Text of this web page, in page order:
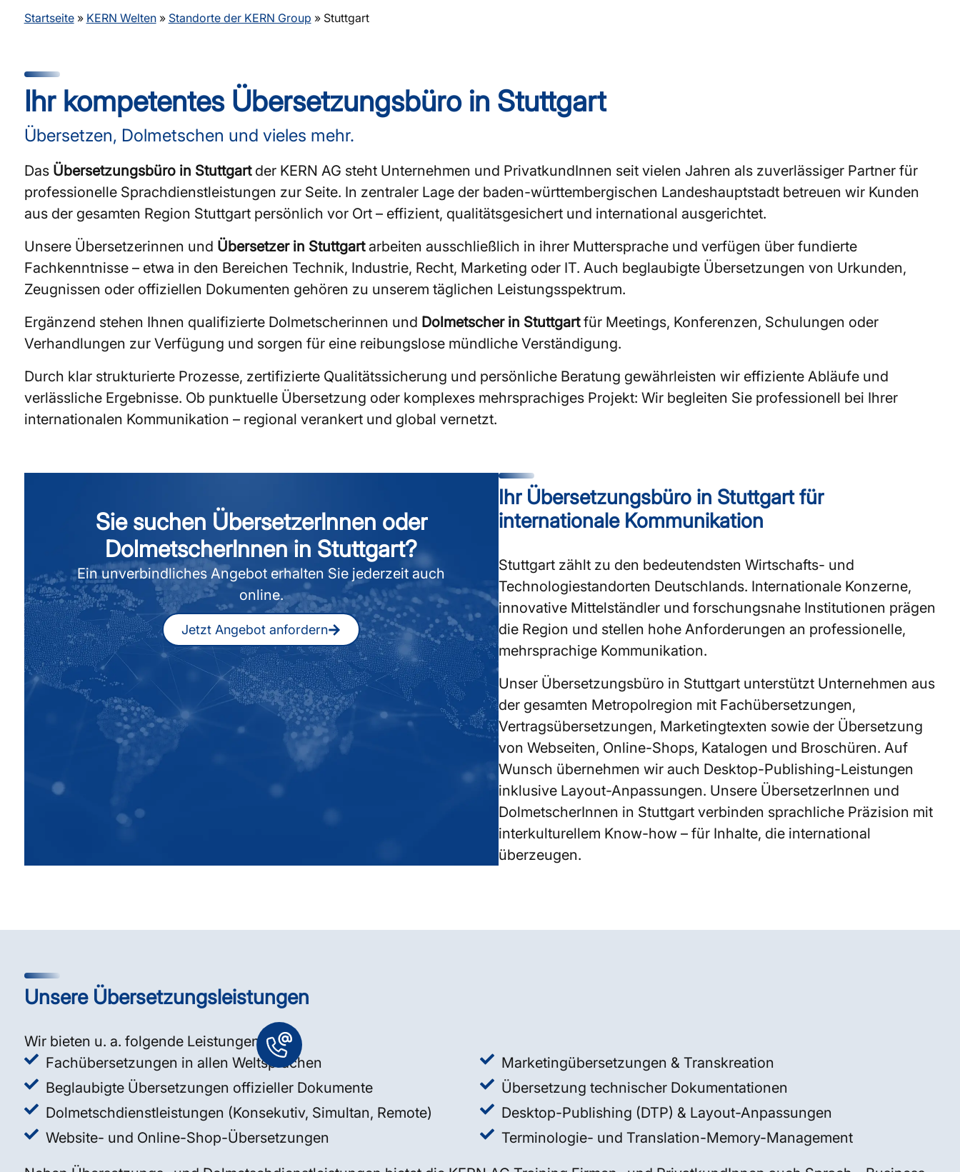
Startseite» KERN Welten» Standorte der KERN Group » Stuttgart
Ihr kompetentes Übersetzungsbüro in Stuttgart
Übersetzen, Dolmetschen und vieles mehr.
Das Übersetzungsbüro in Stuttgartder KERN AG steht Unternehmen und PrivatkundInnen seit vielen Jahren als zuverlässiger Partner für
professionelle Sprachdienstleistungen zur Seite. In zentraler Lage der baden-württembergischen Landeshauptstadt betreuen wir Kunden
aus der gesamten Region Stuttgart persönlich vor Ort – effizient, qualitätsgesichert und international ausgerichtet.
Unsere Übersetzerinnen und Übersetzer in Stuttgartarbeiten ausschließlich in ihrer Muttersprache und verfügen über fundierte
Fachkenntnisse – etwa in den Bereichen Technik, Industrie, Recht, Marketing oder IT. Auch beglaubigte Übersetzungen von Urkunden,
Zeugnissen oder offiziellen Dokumenten gehören zu unserem täglichen Leistungsspektrum.
Ergänzend stehen Ihnen qualifizierte Dolmetscherinnen und Dolmetscher in Stuttgartfür Meetings, Konferenzen, Schulungen oder
Verhandlungen zur Verfügung und sorgen für eine reibungslose mündliche Verständigung.
Durch klar strukturierte Prozesse, zertifizierte Qualitätssicherung und persönliche Beratung gewährleisten wir effiziente Abläufe und
verlässliche Ergebnisse. Ob punktuelle Übersetzung oder komplexes mehrsprachiges Projekt: Wir begleiten Sie professionell bei Ihrer
internationalen Kommunikation – regional verankert und global vernetzt.
Sie suchen ÜbersetzerInnen oder
DolmetscherInnen in Stuttgart?
Ein unverbindliches Angebot erhalten Sie jederzeit auch
online.
Jetzt Angebot anfordern
Ihr Übersetzungsbüro in Stuttgart für
internationale Kommunikation
Stuttgart zählt zu den bedeutendsten Wirtschafts- und
Technologiestandorten Deutschlands. Internationale Konzerne,
innovative Mittelständler und forschungsnahe Institutionen prägen
die Region und stellen hohe Anforderungen an professionelle,
mehrsprachige Kommunikation.
Unser Übersetzungsbüro in Stuttgart unterstützt Unternehmen aus
der gesamten Metropolregion mit Fachübersetzungen,
Vertragsübersetzungen, Marketingtexten sowie der Übersetzung
von Webseiten, Online-Shops, Katalogen und Broschüren. Auf
Wunsch übernehmen wir auch Desktop-Publishing-Leistungen
inklusive Layout-Anpassungen. Unsere ÜbersetzerInnen und
DolmetscherInnen in Stuttgart verbinden sprachliche Präzision mit
interkulturellem Know-how – für Inhalte, die international
überzeugen.
Unsere Übersetzungsleistungen
Wir bieten u. a. folgende Leistungen an:
Fachübersetzungen in allen Weltsprachen
Beglaubigte Übersetzungen offizieller Dokumente
Dolmetschdienstleistungen (Konsekutiv, Simultan, Remote)
Website- und Online-Shop-Übersetzungen
Marketingübersetzungen & Transkreation
Übersetzung technischer Dokumentationen
Desktop-Publishing (DTP) & Layout-Anpassungen
Terminologie- und Translation-Memory-Management